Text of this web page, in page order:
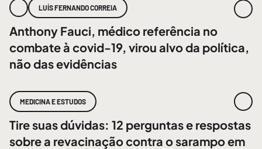
LUÍS FERNANDO CORREIA
Anthony Fauci, médico referência no
combate à covid-19, virou alvo da política,
não das evidências
MEDICINA E ESTUDOS
Tire suas dúvidas: 12 perguntas e respostas
sobre a revacinação contra o sarampo em